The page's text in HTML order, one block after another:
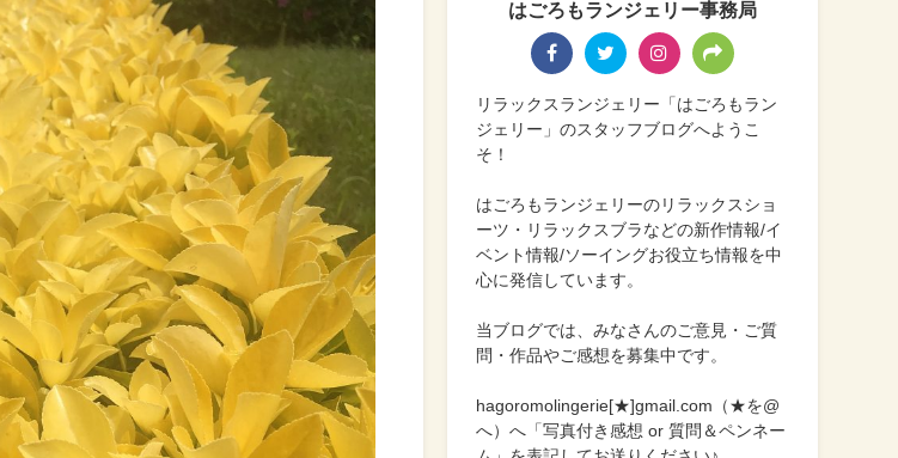
はごろもランジェリー事務局
リラックスランジェリー「はごろもラン
ジェリー」のスタッフブログへようこ
そ！
はごろもランジェリーのリラックスショ
ーツ・リラックスブラなどの新作情報/イ
ベント情報/ソーイングお役立ち情報を中
心に発信しています。
当ブログでは、みなさんのご意見・ご質
問・作品やご感想を募集中です。
hagoromolingerie[★]gmail.com（★を@
へ）へ「写真付き感想 or 質問＆ペンネー